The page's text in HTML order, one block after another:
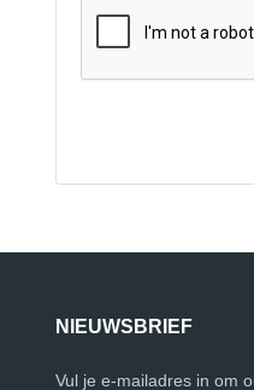
NIEUWSBRIEF
Vul je e-mailadres in om